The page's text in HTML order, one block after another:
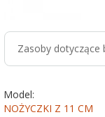
Zasoby
Model:
NOŻYCZKI Z 11 CM